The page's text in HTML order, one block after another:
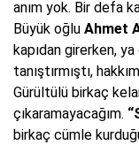
anım yok. Bir defa
Büyük oğlu Ahmet
kapıdan girerken,
tanıştırmıştı,
Gürültülü birkaç
çıkaramayacağım.
birkaç cümle